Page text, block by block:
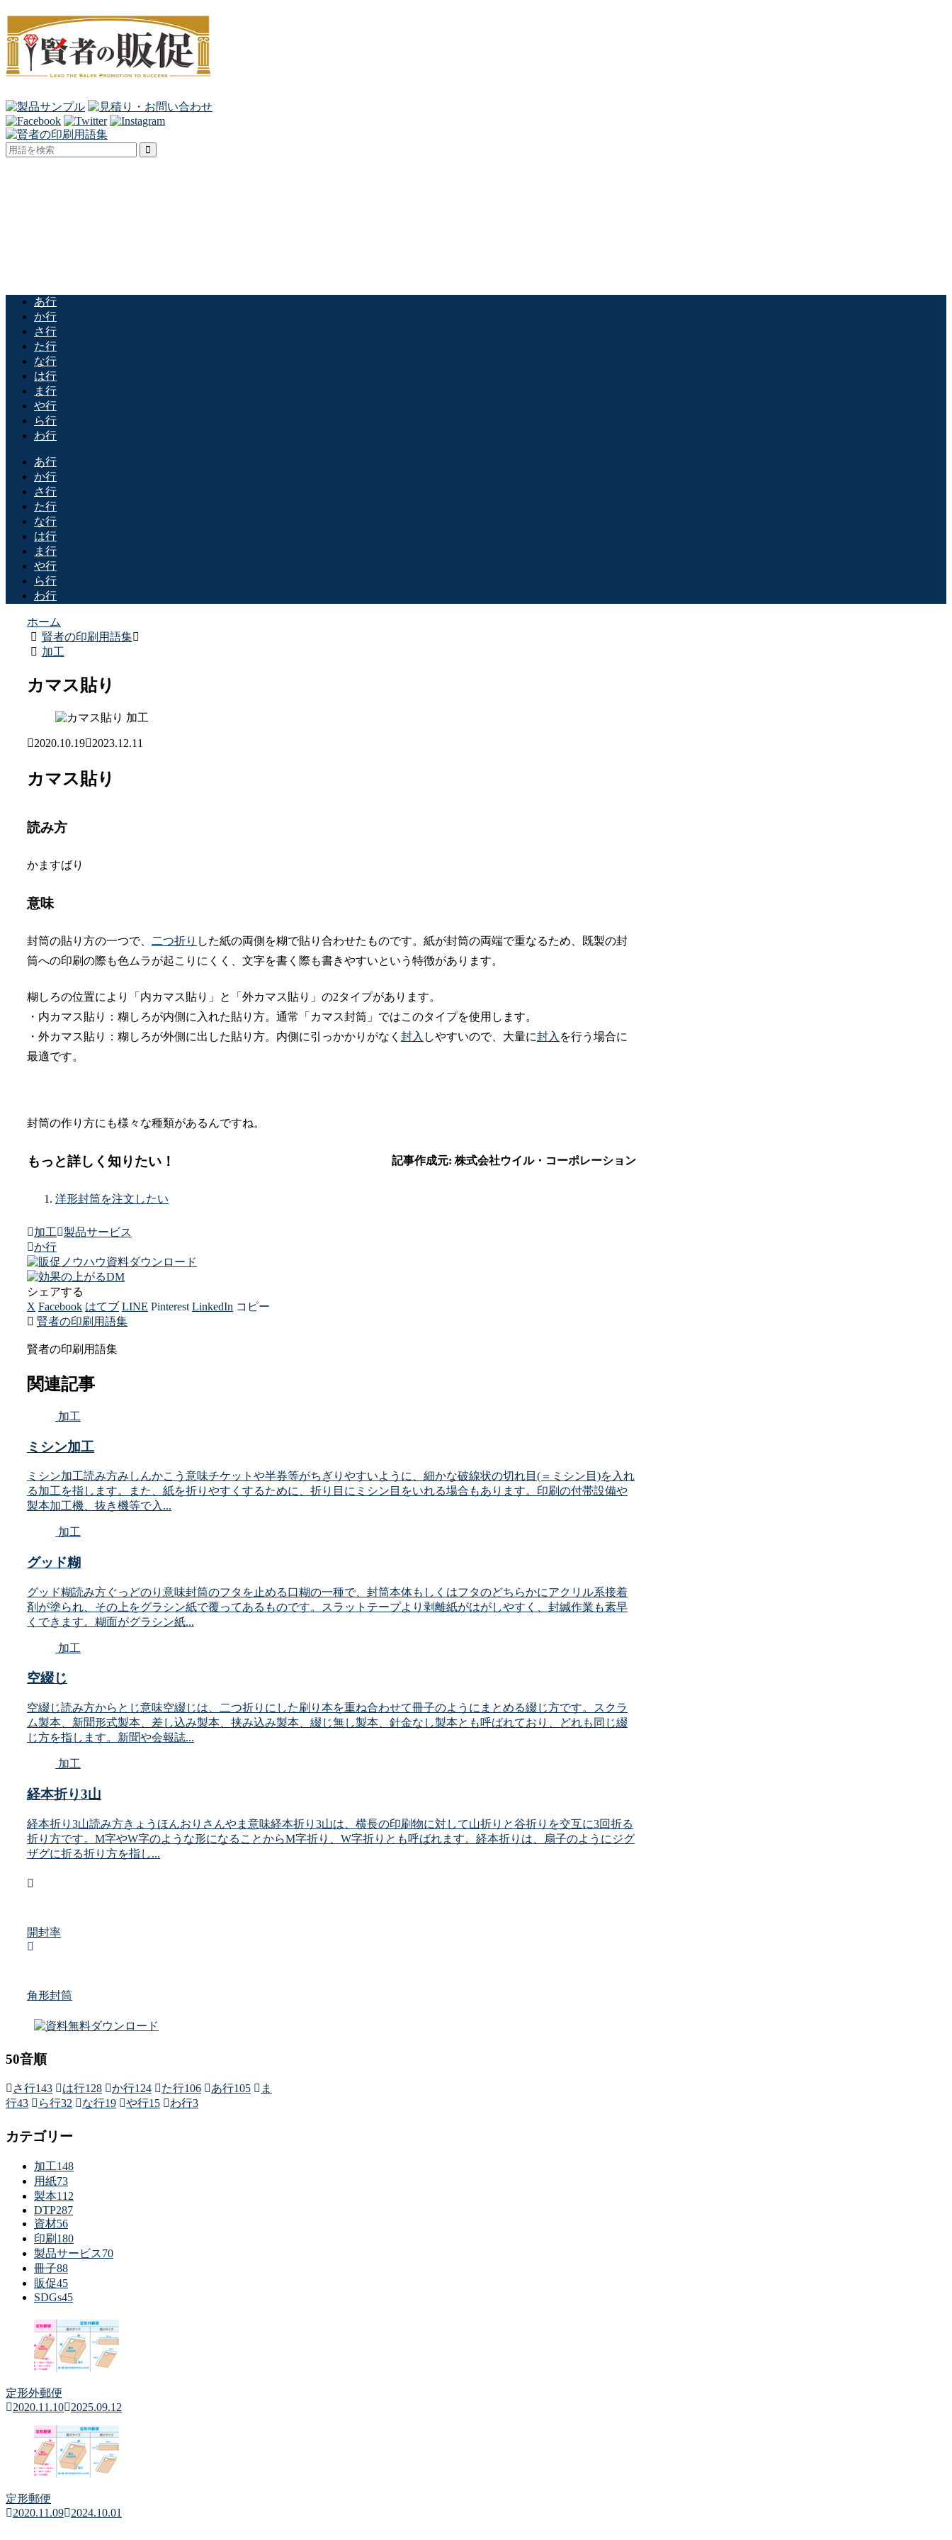
あ行
か行
さ行
た行
な行
は行
ま行
や行
ら行
わ行
あ行
か行
さ行
た行
な行
は行
ま行
や行
ら行
わ行
ホーム
賢者の印刷用語集
加工
カマス貼り
加工
2020.10.19 2023.12.11
カマス貼り
読み方
かますばり
意味
封筒の貼り方の一つで、 二つ折り した紙の両側を糊で貼り合わせたものです。紙が封筒の両端で重なるため、既製の封
筒への印刷の際も色ムラが起こりにくく、文字を書く際も書きやすいという特徴があります。
糊しろの位置により「内カマス貼り」と「外カマス貼り」の2タイプがあります。
・内カマス貼り：糊しろが内側に入れた貼り方。通常「カマス封筒」ではこのタイプを使用します。
・外カマス貼り：糊しろが外側に出した貼り方。内側に引っかかりがなく 封入 しやすいので、大量に封入 を行う場合に
最適です。
封筒の作り方にも様々な種類があるんですね。
もっと詳しく知りたい！
洋形封筒を注文したい
加工
製品サービス
か行
シェアする
X Facebook はてブ LINE Pinterest LinkedIn コピー
賢者の印刷用語集
賢者の印刷用語集
関連記事
加工
ミシン加工
ミシン加工読み方みしんかこう意味チケットや半券等がちぎりやすいように、細かな破線状の切れ目(＝ミシン目)を入れ
る加工を指します。また、紙を折りやすくするために、折り目にミシン目をいれる場合もあります。印刷の付帯設備や
製本加工機、抜き機等で入...
加工
グッド糊
グッド糊読み方ぐっどのり意味封筒のフタを止める口糊の一種で、封筒本体もしくはフタのどちらかにアクリル系接着
剤が塗られ、その上をグラシン紙で覆ってあるものです。スラットテープより剥離紙がはがしやすく、封緘作業も素早
くできます。糊面がグラシン紙...
加工
空綴じ
空綴じ読み方からとじ意味空綴じは、二つ折りにした刷り本を重ね合わせて冊子のようにまとめる綴じ方です。スクラ
ム製本、新聞形式製本、差し込み製本、挟み込み製本、綴じ無し製本、針金なし製本とも呼ばれており、どれも同じ綴
じ方を指します。新聞や会報誌...
加工
経本折り3山
経本折り3山読み方きょうほんおりさんやま意味経本折り3山は、横長の印刷物に対して山折りと谷折りを交互に3回折る
折り方です。M字やW字のような形になることからM字折り、W字折りとも呼ばれます。経本折りは、扇子のようにジグ
ザグに折る折り方を指し...
開封率
角形封筒
50音順
さ行143 は行128 か行124 た行106 あ行105
ま
行43 ら行32 な行19 や行15 わ行3
カテゴリー
加工148
用紙73
製本112
DTP287
資材56
印刷 180
製品サービス70
冊子88
販促45
SDGs45
定形外郵便
2020.11.10
2025.09.12
定形郵便
2020.11.09
2024.10.01